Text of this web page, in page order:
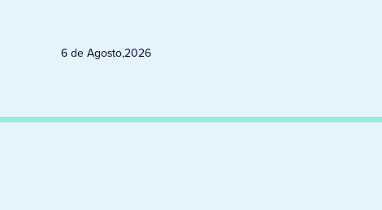
6 de Agosto,2026